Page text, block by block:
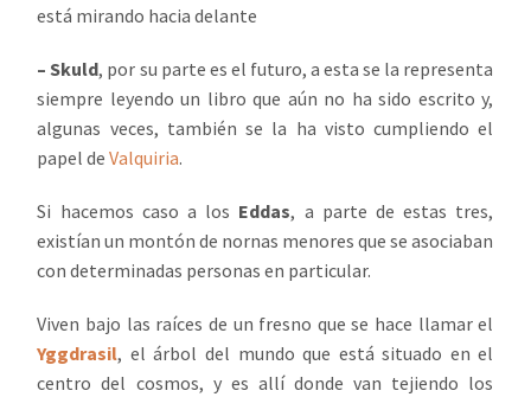
está mirando hacia delante
– Skuld, por su parte es el futuro, a esta se la representa
siempre leyendo un libro que aún no ha sido escrito y,
algunas veces, también se la ha visto cumpliendo el
papel deValquiria.
Si hacemos caso a los Eddas, a parte de estas tres,
existían un montón de nornas menores que se asociaban
con determinadas personas en particular.
Viven bajo las raíces de un fresno que se hace llamar el
Yggdrasil, el árbol del mundo que está situado en el
centro del cosmos, y es allí donde van tejiendo los